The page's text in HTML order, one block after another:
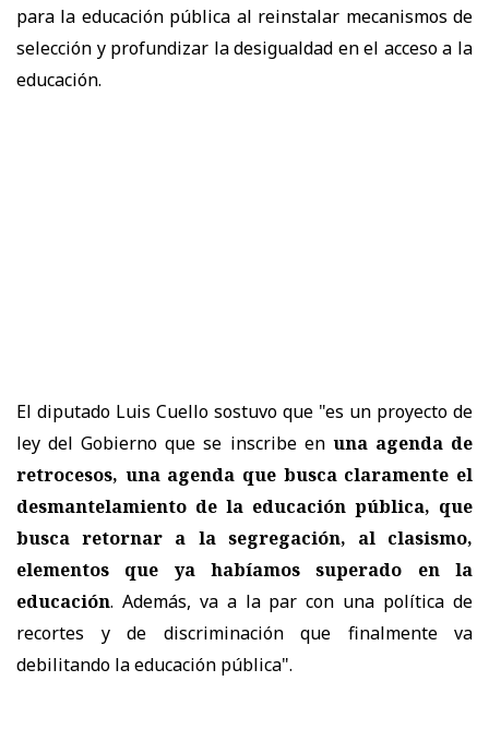
para la educación pública al reinstalar mecanismos de
selección y profundizar la desigualdad en el acceso a la
educación.
El diputado Luis Cuello sostuvo que "es un proyecto de
ley del Gobierno que se inscribe enuna agenda de
retrocesos, una agenda que busca claramente el
desmantelamiento de la educación pública, que
busca retornar a la segregación, al clasismo,
elementos que ya habíamos superado en la
educación. Además, va a la par con una política de
recortes y de discriminación que finalmente va
debilitando la educación pública".